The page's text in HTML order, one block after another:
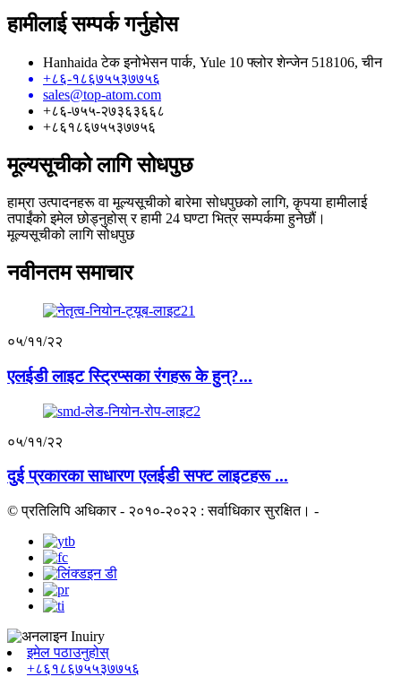
हामीलाई सम्पर्क गर्नुहोस
Hanhaida टेक इनोभेसन पार्क, Yule 10 फ्लोर शेन्जेन 518106, चीन
+८६-१८६७५५३७७५६
sales@top-atom.com
+८६-७५५-२७३६३६६८
+८६१८६७५५३७७५६
मूल्यसूचीको लागि सोधपुछ
हाम्रा उत्पादनहरू वा मूल्यसूचीको बारेमा सोधपुछको लागि, कृपया हामीलाई
तपाईंको इमेल छोड्नुहोस् र हामी 24 घण्टा भित्र सम्पर्कमा हुनेछौं।
मूल्यसूचीको लागि सोधपुछ
नवीनतम समाचार
०५/११/२२
एलईडी लाइट स्ट्रिप्सका रंगहरू के हुन्?...
०५/११/२२
दुई प्रकारका साधारण एलईडी सफ्ट लाइटहरू ...
© प्रतिलिपि अधिकार - २०१०-२०२२ : सर्वाधिकार सुरक्षित। -
इमेल पठाउनुहोस्
+८६१८६७५५३७७५६